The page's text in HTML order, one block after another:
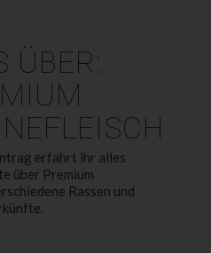
ÜBER:
erfahrt ihr alles
über Premium
Rassen und